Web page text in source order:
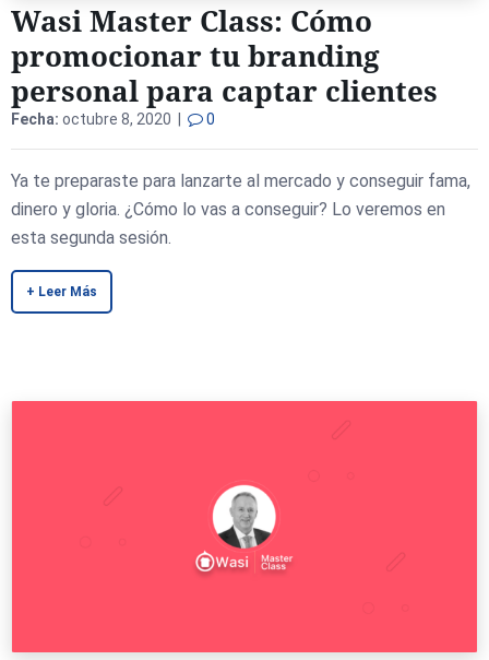
Wasi Master Class: Cómo
promocionar tu branding
personal para captar clientes
Fecha: octubre 8, 2020 | 0
Ya te preparaste para lanzarte al mercado y conseguir fama,
dinero y gloria. ¿Cómo lo vas a conseguir? Lo veremos en
esta segunda sesión.
+ Leer Más